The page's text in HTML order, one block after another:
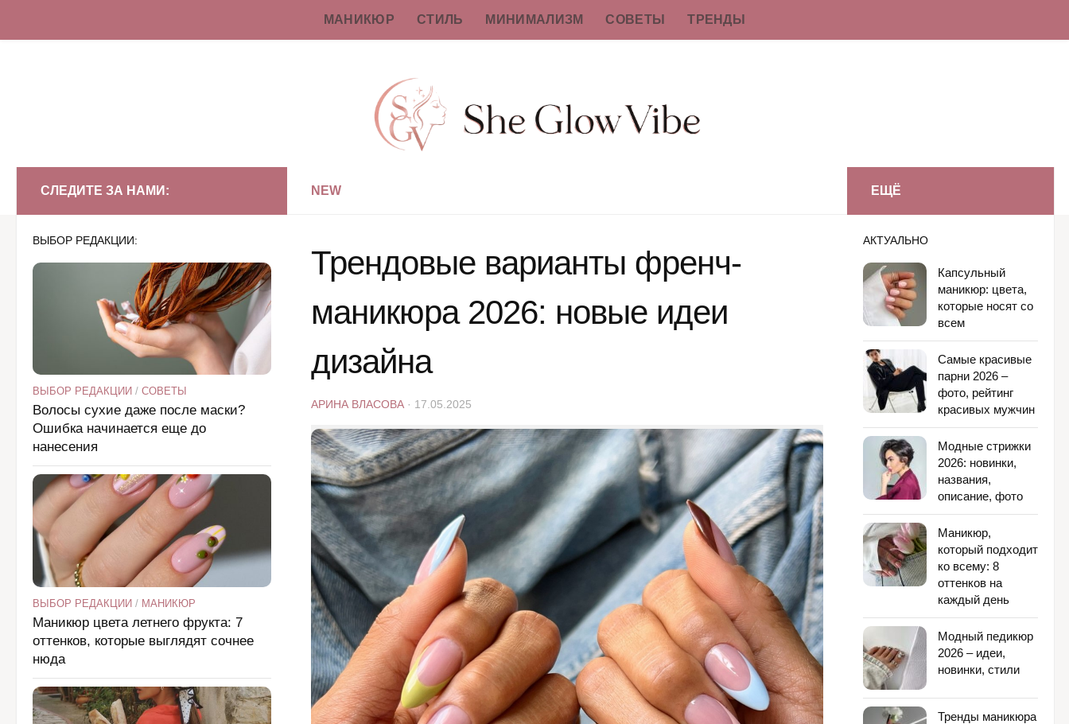
МАНИКЮР СТИЛЬ МИНИМАЛИЗМ СОВЕТЫ ТРЕНДЫ
NEW
Трендовые варианты френч-
маникюра 2026: новые идеи
дизайна
АРИНА ВЛАСОВА · 17.05.2025
СЛЕДИТЕ ЗА НАМИ:
ВЫБОР РЕДАКЦИИ:
ВЫБОР РЕДАКЦИИ / СОВЕТЫ
Волосы сухие даже после маски?
Ошибка начинается еще до
нанесения
ВЫБОР РЕДАКЦИИ / МАНИКЮР
Маникюр цвета летнего фрукта: 7
оттенков, которые выглядят сочнее
нюда
ЕЩЁ
АКТУАЛЬНО
Капсульный
маникюр: цвета,
которые носят со
всем
Самые красивые
парни 2026 –
фото, рейтинг
красивых мужчин
Модные стрижки
2026: новинки,
названия,
описание, фото
Маникюр,
который подходит
ко всему: 8
оттенков на
каждый день
Модный педикюр
2026 – идеи,
новинки, стили
Тренды маникюра